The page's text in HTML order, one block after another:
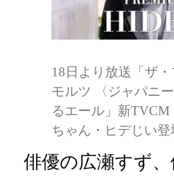
18日より放送「ザ・
モルツ 〈ジャパニ
るエール」新TVCM
ちゃん・ヒデじい登
俳優の広瀬すず、